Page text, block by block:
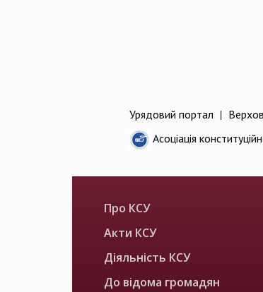
Урядовий портал |
Асоціація
Про КСУ
Акти КСУ
Діяльність КСУ
До відома громадян